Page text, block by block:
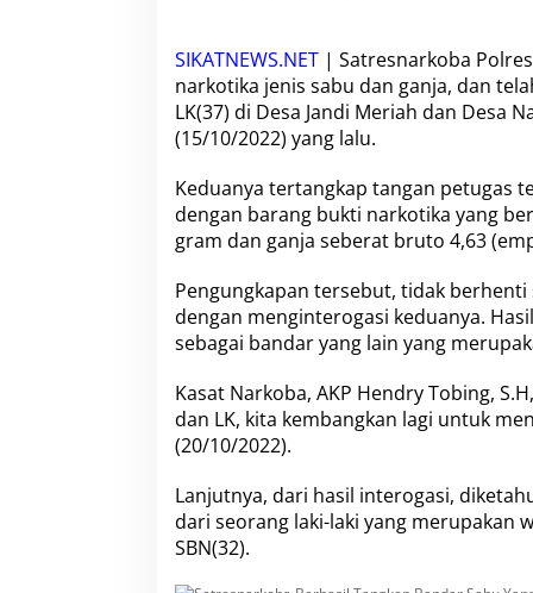
B
e
r
h
a
s
l
T
a
g
k
a
p
a
n
d
S
a
SIKATNEWS.NET | Satresnarkoba
narkotika jenis sabu dan ganja, dan
LK(37) di Desa Jandi Meriah dan Desa
(15/10/2022) yang lalu.
Keduanya tertangkap tangan petugas
dengan barang bukti narkotika yang
gram dan ganja seberat bruto 4,63
Pengungkapan tersebut, tidak
dengan menginterogasi keduanya.
sebagai bandar yang lain yang
Kasat Narkoba, AKP Hendry Tobing,
dan LK, kita kembangkan lagi untuk
(20/10/2022).
Lanjutnya, dari hasil interogasi,
dari seorang laki-laki yang merupakan
SBN(32).